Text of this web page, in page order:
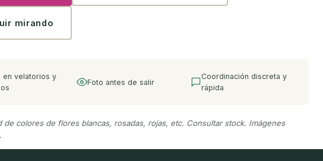
mirando
en velatorios y
Foto antes de salir
Coordinación discreta y
rápida
de colores de flores blancas, rosadas, rojas, etc. Consultar stock. Imágenes